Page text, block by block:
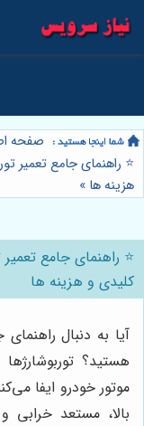
صفحه
هزینه ها »
کلیدی و هزینه ها
هستید؟
موتور خودرو ایفا
بالا، مستعد